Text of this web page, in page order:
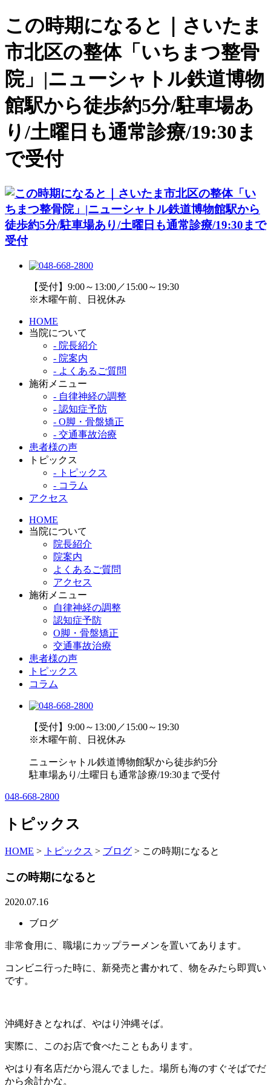
この時期になると｜さいたま
市北区の整体「いちまつ整骨
院」|ニューシャトル鉄道博物
館駅から徒歩約5分/駐車場あ
り/土曜日も通常診療/19:30ま
で受付
【受付】9:00～13:00／15:00～19:30
※木曜午前、日祝休み
HOME
当院について
- 院長紹介
- 院案内
- よくあるご質問
施術メニュー
- 自律神経の調整
- 認知症予防
- O脚・骨盤矯正
- 交通事故治療
患者様の声
トピックス
- トピックス
- コラム
アクセス
HOME
当院について
院長紹介
院案内
よくあるご質問
アクセス
施術メニュー
自律神経の調整
認知症予防
O脚・骨盤矯正
交通事故治療
患者様の声
トピックス
コラム
【受付】9:00～13:00／15:00～19:30
※木曜午前、日祝休み
ニューシャトル鉄道博物館駅から徒歩約5分
駐車場あり/土曜日も通常診療/19:30まで受付
048-668-2800
トピックス
HOME > トピックス > ブログ > この時期になると
この時期になると
2020.07.16
ブログ
非常食用に、職場にカップラーメンを置いてあります。
コンビニ行った時に、新発売と書かれて、物をみたら即買い
です。
沖縄好きとなれば、やはり沖縄そば。
実際に、このお店で食べたこともあります。
やはり有名店だから混んでました。場所も海のすぐそばでだ
から余計かな。